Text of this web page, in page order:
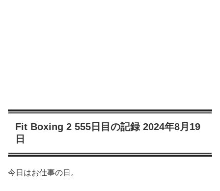
Fit Boxing 2 555日目の記録 2024年8月19
日
今日はお仕事の日。